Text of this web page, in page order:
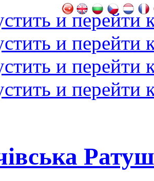
и перейти
и перейти
и перейти
и перейти